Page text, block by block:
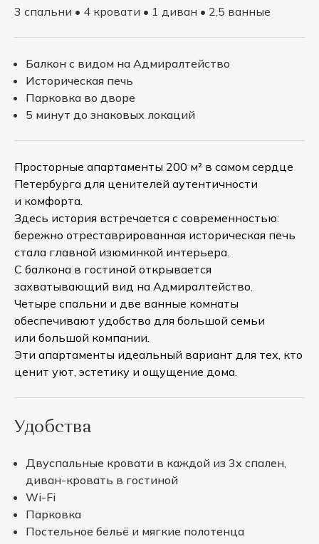
3 спальни • 4 кровати • 1 диван • 2,5 ванные
Балкон с видом на Адмиралтейство
Историческая печь
Парковка во дворе
5 минут до знаковых локаций
Просторные апартаменты 200 м² в самом сердце
Петербурга для ценителей аутентичности
и комфорта.
Здесь история встречается с современностью:
бережно отреставрированная историческая печь
стала главной изюминкой интерьера.
С балкона в гостиной открывается
захватывающий вид на Адмиралтейство.
Четыре спальни и две ванные комнаты
обеспечивают удобство для большой семьи
или большой компании.
Эти апартаменты идеальный вариант для тех, кто
ценит уют, эстетику и ощущение дома.
Удобства
Двуспальные кровати в каждой из 3х спален,
диван-кровать в гостиной
Wi-Fi
Парковка
Постельное бельё и мягкие полотенца